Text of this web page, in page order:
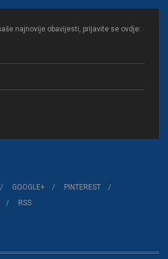
najnovije obavijesti, prijavite se ovdje:
GOOGLE+
PINTEREST
RSS